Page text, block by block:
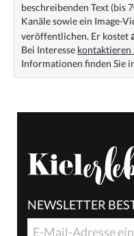
beschreibenden Text (bis
Kanäle sowie ein Image-
veröffentlichen. Er kostet
Bei Interesse kontaktieren
Informationen finden Sie
NEWSLETTER